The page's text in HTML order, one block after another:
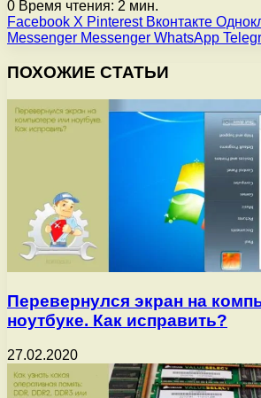
0 Время чтения: 2 мин.
Facebook X Pinterest Вконтакте
Messenger Messenger WhatsApp
ПОХОЖИЕ СТАТЬИ
Перевернулся экран на
ноутбуке. Как исправить?
27.02.2020